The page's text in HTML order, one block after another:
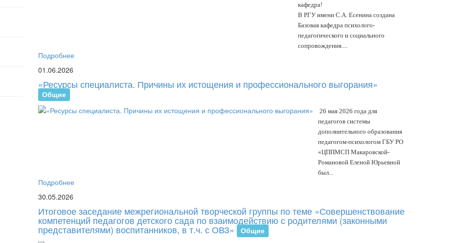
кафедра!
В РГУ имени С.А. Есенина создана
Базовая кафедра психолого-
педагогического и социального
сопровождения....
Подробнее
01.06.2026
«Ресурсы специалиста. Причины их истощения и профессионального выгорания»
Общие
26 мая 2026 года для
педагогов системы
дополнительного образования
педагогом-психологом ГБУ РО
«ЦППМСП Макаровской-
Романовой Еленой Юрьевной
был...
Подробнее
30.05.2026
Итоговое заседание межрегиональной творческой группы по теме «Совершенствование
компетенций педагогов детского сада по взаимодействию с родителями (законными
представителями) воспитанников, в т.ч. с ОВЗ» Общие